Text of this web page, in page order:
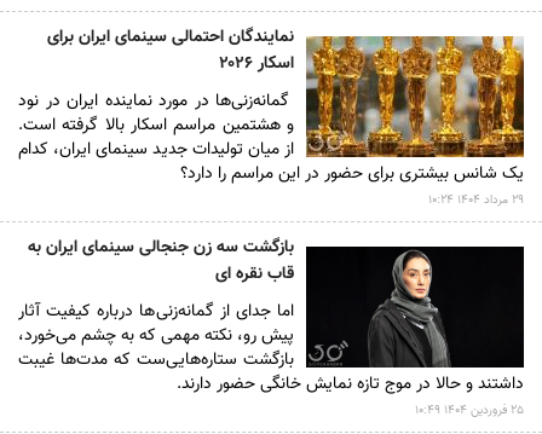
نمایندگان احتمالی سینمای ایران برای
اسکار ۲۰۲۶
گمانه‌زنی‌ها در مورد نماینده ایران در نود
و هشتمین مراسم اسکار بالا گرفته است.
از میان تولیدات جدید سینمای ایران، کدام
یک شانس بیشتری برای حضور در این مراسم را دارد؟
۲۹ مرداد ۱۴۰۴ ۱۰:۲۴
بازگشت سه زن جنجالی سینمای ایران به
قاب نقره ای
اما جدای از گمانه‌زنی‌ها درباره کیفیت آثار
پیش رو، نکته مهمی که به چشم می‌خورد،
بازگشت ستاره‌هایی‌ست که مدت‌ها غیبت
داشتند و حالا در موج تازه نمایش خانگی حضور دارند.
۲۵ فروردين ۱۴۰۴ ۱۰:۴۹